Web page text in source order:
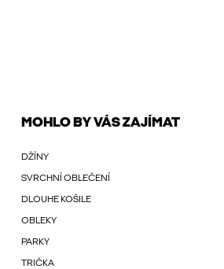
MOHLO BY VÁS ZAJÍMAT
DŽÍNY
SVRCHNÍ OBLEČENÍ
DLOUHE KOŠILE
OBLEKY
PARKY
TRIČKA